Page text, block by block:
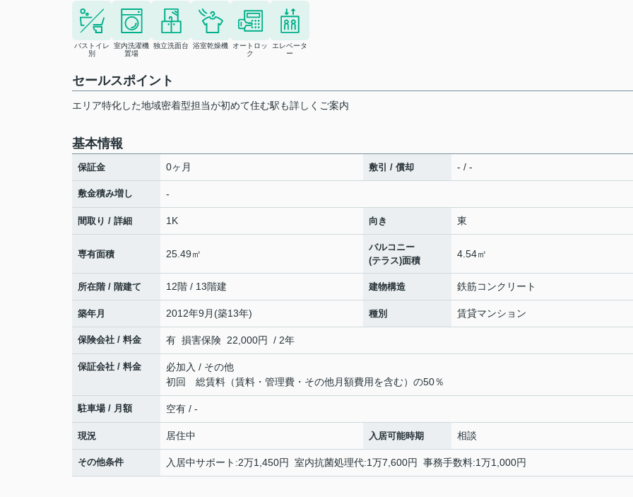
バストイレ
別
室内洗濯機
置場
独立洗面台 浴室乾燥機
オートロッ
ク
エレベータ
ー
セールスポイント
エリア特化した地域密着型担当が初めて住む駅も詳しくご案内
基本情報
保証金 0ヶ月 敷引 / 償却 - / -
敷金積み増し -
間取り / 詳細 1K 向き 東
専有面積 25.49㎡
バルコニー
(テラス)面積
4.54㎡
所在階 / 階建て 12階 / 13階建 建物構造 鉄筋コンクリート
築年月 2012年9月(築13年) 種別 賃貸マンション
保険会社 / 料金 有 損害保険 22,000円 / 2年
保証会社 / 料金
必加入 / その他
初回 総賃料（賃料・管理費・その他月額費用を含む）の50％
駐車場 / 月額 空有 / -
現況 居住中 入居可能時期 相談
その他条件 入居中サポート:2万1,450円 室内抗菌処理代:1万7,600円 事務手数料:1万1,000円